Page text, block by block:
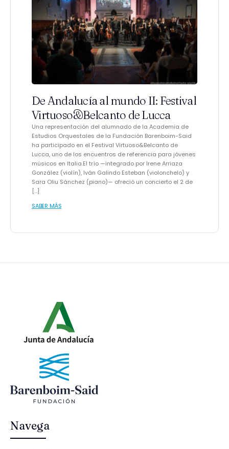
De Andalucía al mundo II: Festival
Virtuoso&Belcanto de Lucca
Una representación del alumnado de la Academia de
Estudios Orquestales de la Fundación Barenboim-Said
ha participado en el Festival Virtuoso&Belcanto de
Lucca, uno de los encuentros de referencia para jóvenes
músicos en Italia.El trío —integrado por Irene Arriaza
González (violín), Iván Galindo Esteban (violonchelo) y
Sara Oliu Sánchez (piano)— ofreció un concierto el 2 de
[…]
SABER MÁS
Navega